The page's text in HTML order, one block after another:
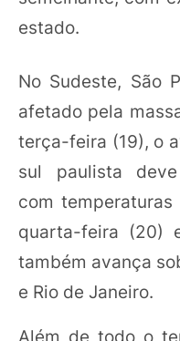
estado.
No Sudeste, São
afetado pela
terça-feira (19), o
sul paulista
com temperaturas
quarta-feira (20)
também avança
e Rio de Janeiro.
Além de todo o